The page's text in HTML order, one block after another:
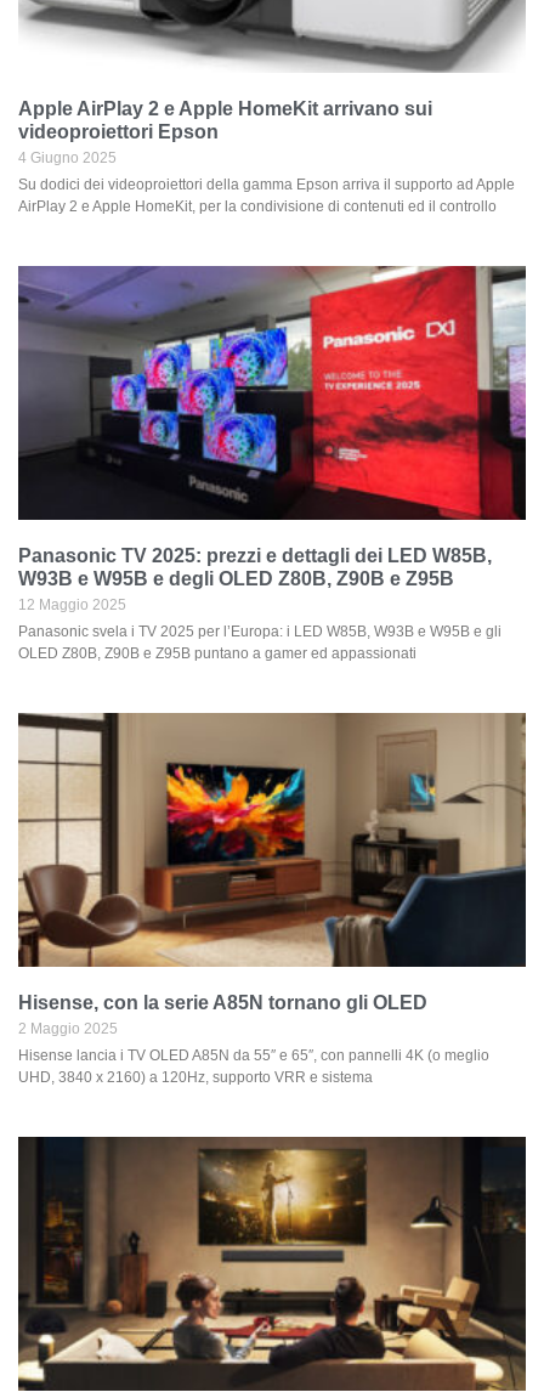
Apple AirPlay 2 e Apple HomeKit arrivano sui
videoproiettori Epson
4 Giugno 2025
Su dodici dei videoproiettori della gamma Epson arriva il supporto ad Apple
AirPlay 2 e Apple HomeKit, per la condivisione di contenuti ed il controllo
Panasonic TV 2025: prezzi e dettagli dei LED W85B,
W93B e W95B e degli OLED Z80B, Z90B e Z95B
12 Maggio 2025
Panasonic svela i TV 2025 per l’Europa: i LED W85B, W93B e W95B e gli
OLED Z80B, Z90B e Z95B puntano a gamer ed appassionati
Hisense, con la serie A85N tornano gli OLED
2 Maggio 2025
Hisense lancia i TV OLED A85N da 55″ e 65″, con pannelli 4K (o meglio
UHD, 3840 x 2160) a 120Hz, supporto VRR e sistema